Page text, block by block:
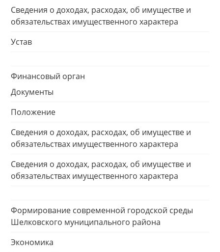
Сведения о доходах, расходах, об имуществе и
обязательствах имущественного характера
Устав
Финансовый орган
Документы
Положение
Сведения о доходах, расходах, об имуществе и
обязательствах имущественного характера
Сведения о доходах, расходах, об имуществе и
обязательствах имущественного характера
Формирование современной городской среды
Шелковского муниципального района
Экономика